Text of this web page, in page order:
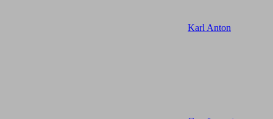
Karl Anton